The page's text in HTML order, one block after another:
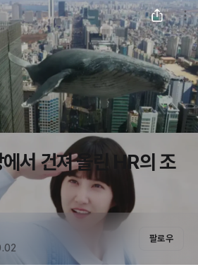
서 건져 올린 HR의 조
팔로우